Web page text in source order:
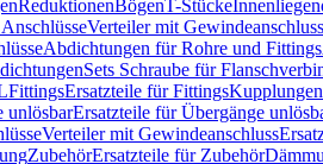
ReduktionenBögenT-Stücke
Verteiler mit Gewindeanschluss
Abdichtungen für Rohre und Fittings
Sets Schraube für
FittingsErsatzteile für FittingsKupplungen
unlösbarErsatzteile für Übergänge
Verteiler mit Gewindeanschluss
ZubehörErsatzteile für Zubehör